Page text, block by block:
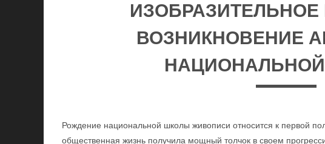
ИЗОБРАЗИТЕЛЬНОЕ
ВОЗНИКНОВЕНИЕ
Рождение национальной школы живописи относится к первой
общественная жизнь получила мощный толчок в своем